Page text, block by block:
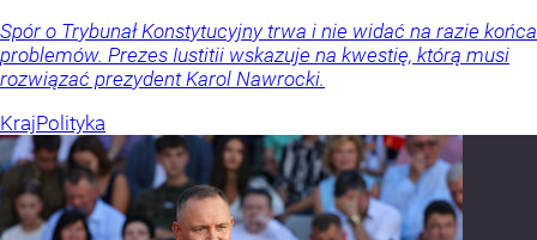
Spór o Trybunał Konstytucyjny trwa i nie widać na razie końca
problemów. Prezes Iustitii wskazuje na kwestię, którą musi
rozwiązać prezydent Karol Nawrocki.
KrajPolityka